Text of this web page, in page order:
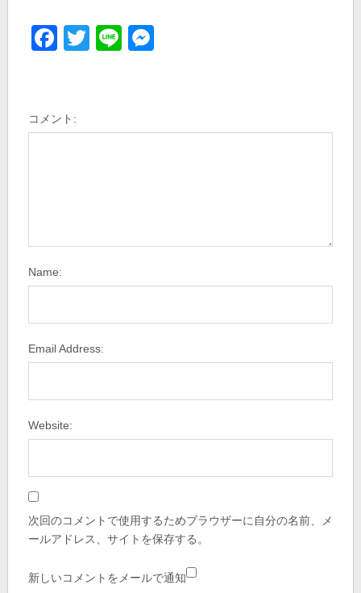
Facebook
Twitter
LineMessenger
コメント:
Name:
Email Address:
Website:
次回のコメントで使用するためブラウザーに自分の名前、メ
ールアドレス、サイトを保存する。
新しいコメントをメールで通知